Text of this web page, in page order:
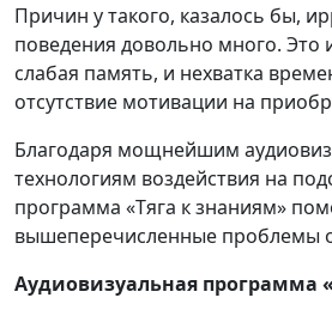
Причин у такого, казалось бы,
поведения довольно много. Это
слабая память, и нехватка
отсутствие мотивации на
Благодаря мощнейшим
технологиям воздействия на
программа «Тяга к знаниям»
вышеперечисленные проблемы
Аудиовизуальная программа